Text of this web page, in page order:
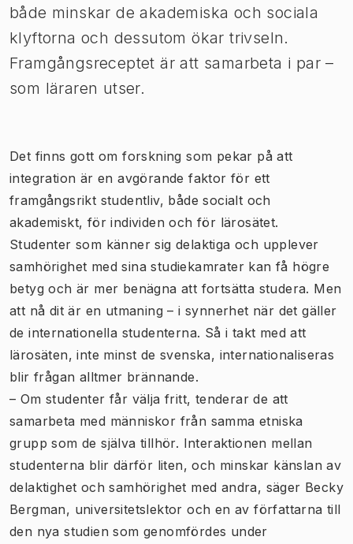
både minskar de akademiska och sociala
klyftorna och dessutom ökar trivseln.
Framgångsreceptet är att samarbeta i par –
som läraren utser.
Det finns gott om forskning som pekar på att
integration är en avgörande faktor för ett
framgångsrikt studentliv, både socialt och
akademiskt, för individen och för lärosätet.
Studenter som känner sig delaktiga och upplever
samhörighet med sina studiekamrater kan få högre
betyg och är mer benägna att fortsätta studera. Men
att nå dit är en utmaning – i synnerhet när det gäller
de internationella studenterna. Så i takt med att
lärosäten, inte minst de svenska, internationaliseras
blir frågan alltmer brännande.
– Om studenter får välja fritt, tenderar de att
samarbeta med människor från samma etniska
grupp som de själva tillhör. Interaktionen mellan
studenterna blir därför liten, och minskar känslan av
delaktighet och samhörighet med andra, säger Becky
Bergman, universitetslektor och en av författarna till
den nya studien som genomfördes under